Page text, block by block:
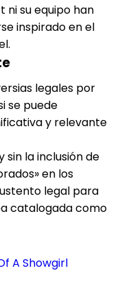
ni su equipo han
inspirado en el
legales por
se puede
y relevante
sin la inclusión de
en los
legal para
catalogada como
A Showgirl